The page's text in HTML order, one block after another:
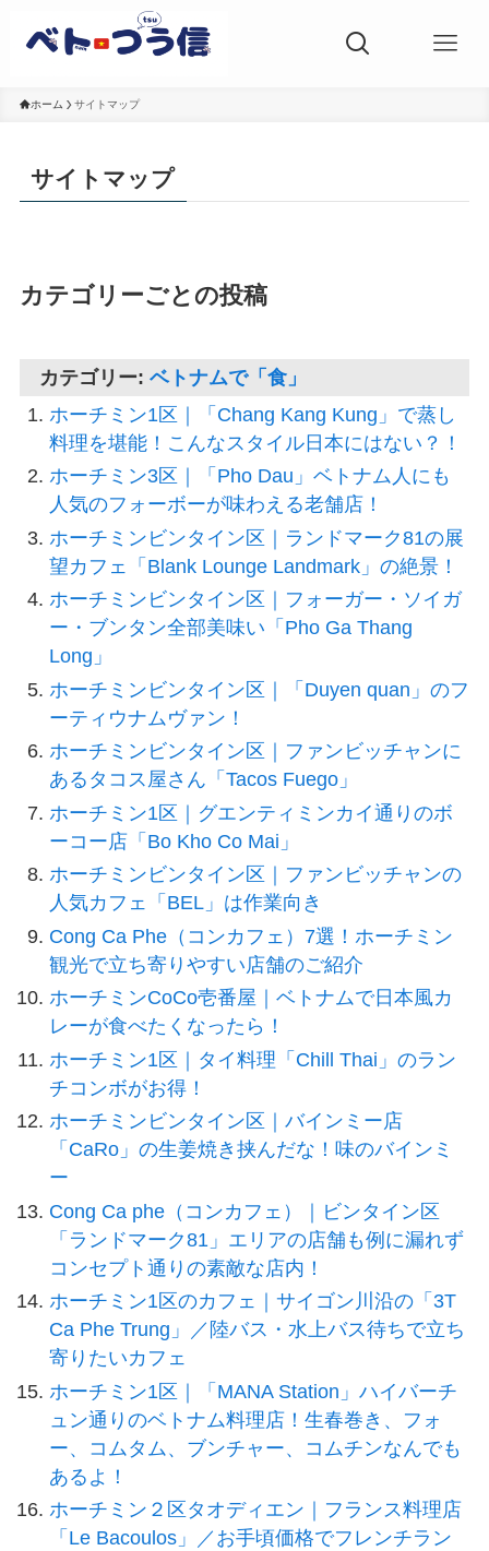
ホーム サイトマップ
サイトマップ
カテゴリーごとの投稿
カテゴリー: ベトナムで「食」
ホーチミン1区｜「Chang Kang Kung」で蒸し
料理を堪能！こんなスタイル日本にはない？！
ホーチミン3区｜「Pho Dau」ベトナム人にも
人気のフォーボーが味わえる老舗店！
ホーチミンビンタイン区｜ランドマーク81の展
望カフェ「Blank Lounge Landmark」の絶景！
ホーチミンビンタイン区｜フォーガー・ソイガ
ー・ブンタン全部美味い「Pho Ga Thang
Long」
ホーチミンビンタイン区｜「Duyen quan」のフ
ーティウナムヴァン！
ホーチミンビンタイン区｜ファンビッチャンに
あるタコス屋さん「Tacos Fuego」
ホーチミン1区｜グエンティミンカイ通りのボ
ーコー店「Bo Kho Co Mai」
ホーチミンビンタイン区｜ファンビッチャンの
人気カフェ「BEL」は作業向き
Cong Ca Phe（コンカフェ）7選！ホーチミン
観光で立ち寄りやすい店舗のご紹介
ホーチミンCoCo壱番屋｜ベトナムで日本風カ
レーが食べたくなったら！
ホーチミン1区｜タイ料理「Chill Thai」のラン
チコンボがお得！
ホーチミンビンタイン区｜バインミー店
「CaRo」の生姜焼き挟んだな！味のバインミ
ー
Cong Ca phe（コンカフェ）｜ビンタイン区
「ランドマーク81」エリアの店舗も例に漏れず
コンセプト通りの素敵な店内！
ホーチミン1区のカフェ｜サイゴン川沿の「3T
Ca Phe Trung」／陸バス・水上バス待ちで立ち
寄りたいカフェ
ホーチミン1区｜「MANA Station」ハイバーチ
ュン通りのベトナム料理店！生春巻き、フォ
ー、コムタム、ブンチャー、コムチンなんでも
あるよ！
ホーチミン２区タオディエン｜フランス料理店
「Le Bacoulos」／お手頃価格でフレンチラン